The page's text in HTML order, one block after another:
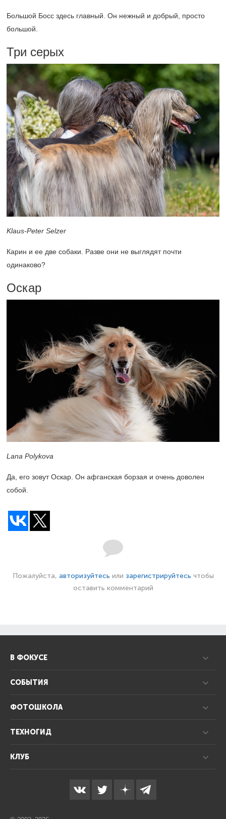
Большой Босс здесь главный. Он нежный и добрый, просто
большой.
Три серых
Klaus-Peter Selzer
Карин и ее две собаки. Разве они не выглядят почти
одинаково?
Оскар
Lana Polykova
Да, его зовут Оскар. Он афганская борзая и очень доволен
собой.
Пожалуйста, авторизуйтесь или зарегистрируйтесь чтобы
оставить комментарий
В ФОКУСЕ
СОБЫТИЯ
ФОТОШКОЛА
ТЕХНОГИД
КЛУБ